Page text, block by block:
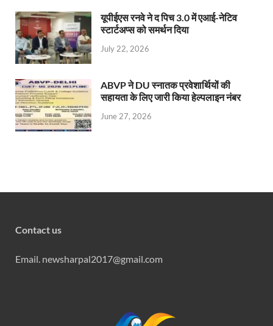
यूपीईएस रनवे ने द पिच 3.0 में एआई-नेटिव
स्टार्टअप्स को समर्थन दिया
July 22, 2026
ABVP ने DU स्नातक प्रवेशार्थियों की
सहायता के लिए जारी किया हेल्पलाइन नंबर
June 27, 2026
Contact us
Email. newsharpal2017@gmail.com